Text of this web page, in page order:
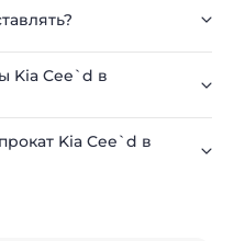
Kia Cee`d в
Kia Cee`d в